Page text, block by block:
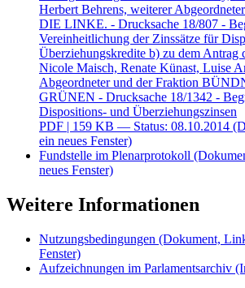
Herbert Behrens, weiterer
DIE LINKE. - Drucksache 18/807 -
Vereinheitlichung der Zinssätze für
Überziehungskredite b) zu dem Antrag
Nicole Maisch, Renate Künast, Luise
Abgeordneter und der Fraktion
GRÜNEN - Drucksache 18/1342 -
Dispositions- und Überziehungszinsen
PDF | 159 KB — Status: 08.10.2014
ein neues Fenster)
Fundstelle im Plenarprotokoll
neues Fenster)
Weitere Informationen
Nutzungsbedingungen (Dokument,
Fenster)
Aufzeichnungen im Parlamentsarchiv